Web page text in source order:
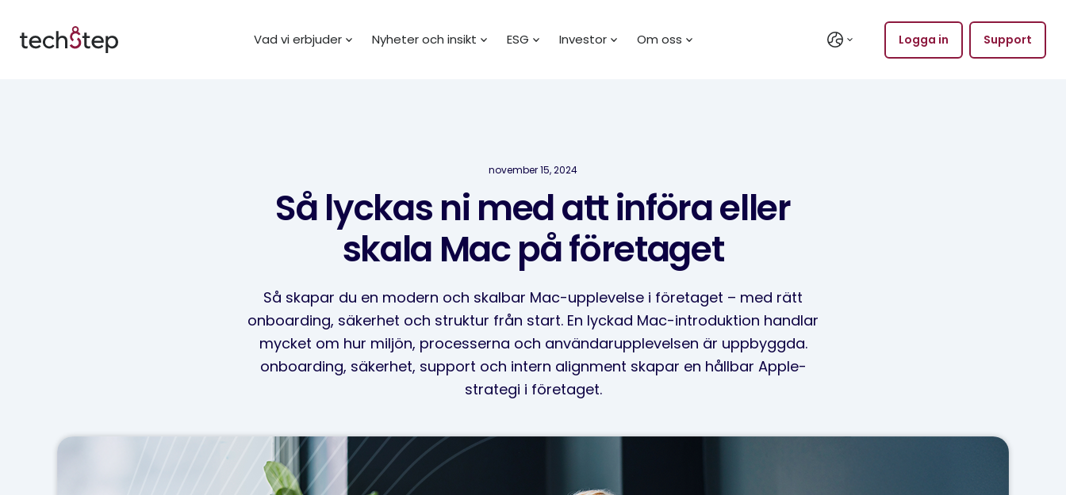
Vad vi erbjuder Nyheter och insikt ESG Investor Om oss Support
Logga in
november 15, 2024
Så lyckas ni med att införa eller
skala Mac på företaget
Så skapar du en modern och skalbar Mac-upplevelse i företaget – med rätt
onboarding, säkerhet och struktur från start. En lyckad Mac-introduktion handlar
mycket om hur miljön, processerna och användarupplevelsen är uppbyggda.
onboarding, säkerhet, support och intern alignment skapar en hållbar Apple-
strategi i företaget.